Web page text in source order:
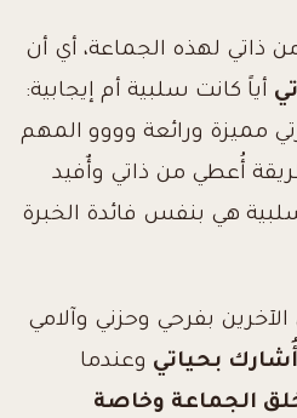
ذاتي لهذه الجماعة، أي أن
أياً كانت سلبية أم إيجابية:
مميزة ورائعة وووو المهم
أُعطي من ذاتي وأٌفيد
هي بنفس فائدة الخبرة
بفرحي وحزني وآلامي
أُشارك بحياتي وعندما
الجماعة وخاصة